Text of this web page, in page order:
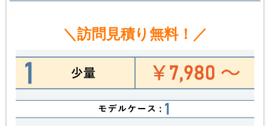
＼訪問見積り無料！／